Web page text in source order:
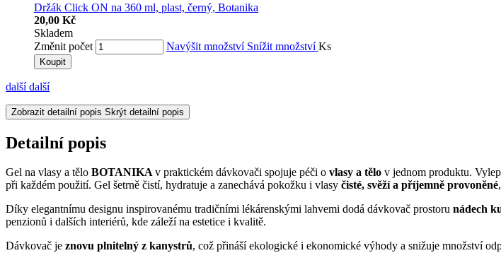
Držák Click ON na 360 ml, plast, černý, Botanika
20,00 Kč
Skladem
Změnit počet
Navýšit množství Snížit množstvíKs
Koupit
další další
Zobrazit detailní popis Skrýt detailní popis
Detailní popis
Gel na vlasy a tělo BOTANIKAv praktickém dávkovači spojuje péči o vlasy a tělo v jednom produktu.
při každém použití. Gel šetrně čistí, hydratuje a zanechává pokožku i vlasy čisté, svěží a příjemně provoněné
Díky elegantnímu designu inspirovanému tradičními lékárenskými lahvemi dodá dávkovač prostoru nádech
penzionů i dalších interiérů, kde záleží na estetice i kvalitě.
Dávkovač je znovu plnitelný z kanystrů, což přináší ekologické i ekonomické výhody a snižuje množství